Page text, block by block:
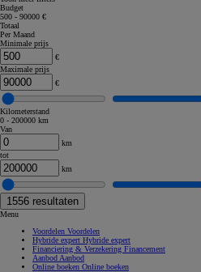
Budget
500 - 90000 €
Totaal
Per Maand
Minimale prijs
€
Maximale prijs
€
Kilometerstand
0 - 200000 km
Van
km
tot
km
1556 resultaten
Menu
Voordelen Voordelen
Hybride expert Hybride expert
Financiering & Verzekering Financement
Aanbod Aanbod
Online boeken Online boeken